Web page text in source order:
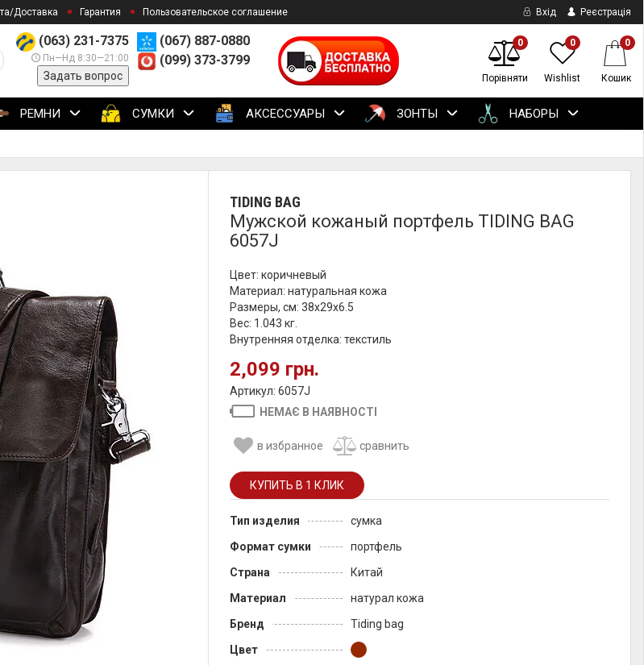
Доставка Гарантия Пользовательское соглашение Вхід Реєстрація
(063) 231-7375
Пн—Нд 8:30—21:00
Задать вопрос
(067) 887-0880
(099) 373-3799
0
Порівняти
0
Wishlist
0
Кошик
РЕМНИ СУМКИ АКСЕССУАРЫ ЗОНТЫ НАБОРЫ
TIDING BAG
Мужской кожаный портфель TIDING BAG
6057J
Цвет: коричневый
Материал: натуральная кожа
Размеры, см: 38х29х6.5
Вес: 1.043 кг.
Внутренняя отделка: текстиль
2,099 грн.
Артикул: 6057J
НЕМАЄ В НАЯВНОСТІ
в избранное сравнить
Тип изделия
сумка
Формат сумки
портфель
Страна
Китай
Материал
натурал кожа
Бренд
Tiding bag
Цвет